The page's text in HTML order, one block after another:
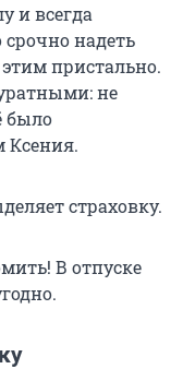
и всегда
надеть
пристально.
не
было
Ксения.
страховку.
В отпуске